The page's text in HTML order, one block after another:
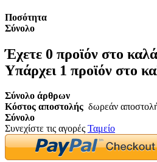
Ποσότητα
Σύνολο
Έχετε 0 προϊόν στο
Υπάρχει 1 προϊόν στο
Σύνολο άρθρων
Κόστος αποστολής δωρεάν
Σύνολο
Συνεχίστε τις αγορές Ταμείο